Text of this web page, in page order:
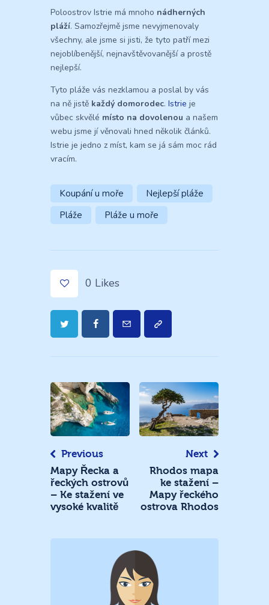
Poloostrov Istrie má mnoho nádherných
pláží. Samozřejmě jsme nevyjmenovaly
všechny, ale jsme si jisti, že tyto patří mezi
nejoblíbenější, nejnavštěvovanější a prostě
nejlepší.
Tyto pláže vás nezklamou a poslal by vás
na ně jistě každý domorodec. Istrie je
vůbec skvělé místo na dovolenou a našem
webu jsme jí věnovali hned několik článků.
Istrie je jedno z míst, kam se já sám moc rád
vracím.
Koupání u moře
Nejlepší pláže
Pláže
Pláže u moře
0 Likes
Navigace
pro
příspěvek
Previous
Mapy Řecka a
řeckých ostrovů
– Ke stažení ve
vysoké kvalitě
Next
Rhodos mapa
ke stažení –
Mapy řeckého
ostrova Rhodos